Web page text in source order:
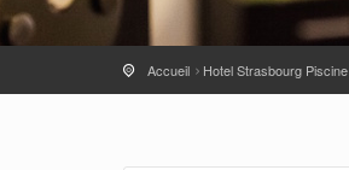
Accueil Hotel Strasbourg Piscine